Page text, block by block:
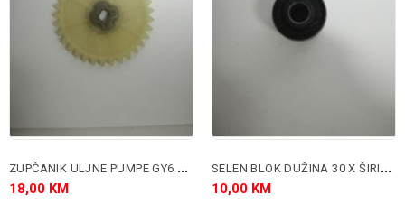
Z
UPČANIK ULJNE PUMPE GY6 50CC 4T
18,00 KM
S
ELEN BLOK DUŽINA 30 X ŠIRINA 30 X RUPA 10 MM.
10,00 KM